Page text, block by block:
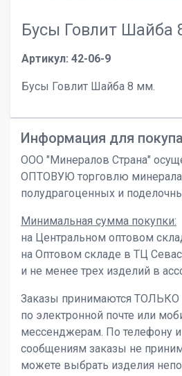
Бусы Говлит Шайба
Артикул: 42-06-9
Бусы Говлит Шайба 8 мм.
Информация для
ООО "Минералов Страна"
ОПТОВУЮ торговлю
полудрагоценных и
Минимальная сумма покупки:
на Центральном оптовом
на Оптовом складе в ТЦ
и не менее трех изделий в
Заказы принимаются
по электронной почте или
мессенджерам. По телефону
сообщениям заказы не
можете выбрать изделия